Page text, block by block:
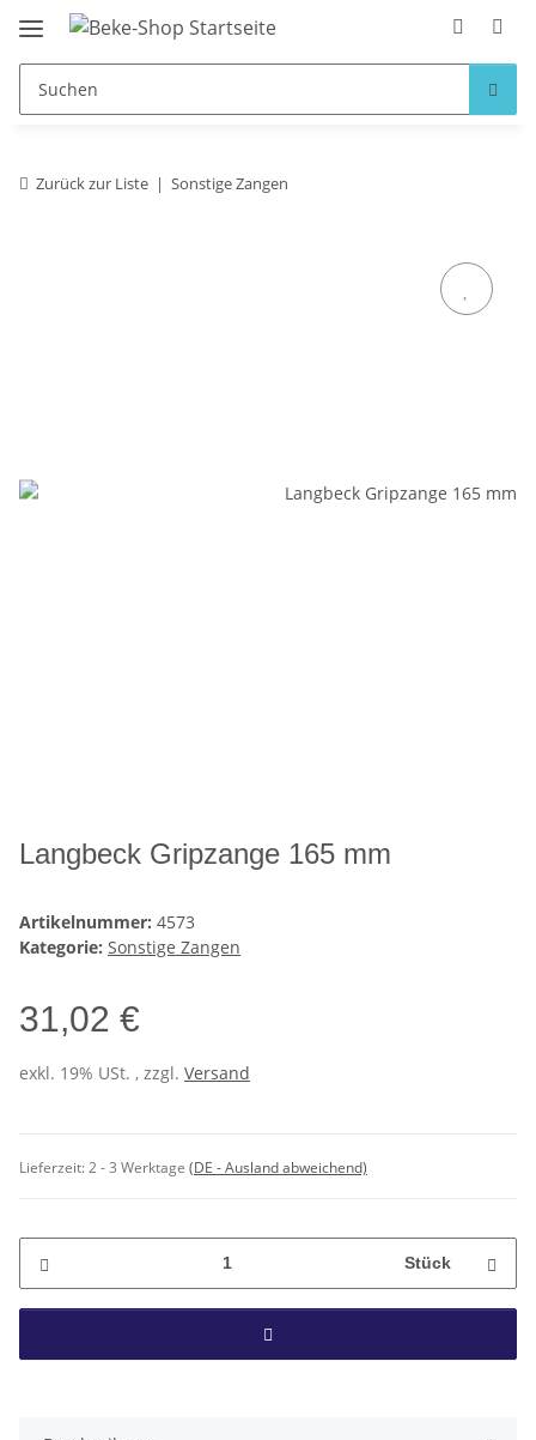
Zurück zur Liste Sonstige Zangen
Langbeck Gripzange 165 mm
Artikelnummer: 4573
Kategorie: Sonstige Zangen
31,02 €
exkl. 19% USt. , zzgl. Versand
Lieferzeit:2 - 3 Werktage (DE - Ausland abweichend)
Stück